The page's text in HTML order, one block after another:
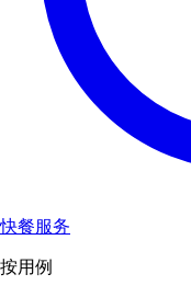
快餐服务
按用例